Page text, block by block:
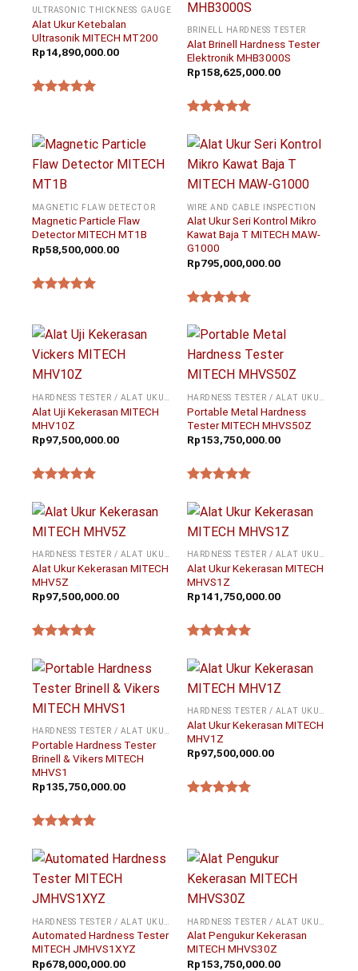
ULTRASONIC THICKNESS GAUGE
Alat Ukur Ketebalan
Ultrasonik MITECH MT200
Rp14,890,000.00
BRINELL HARDNESS TESTER
Alat Brinell Hardness Tester
Elektronik MHB3000S
Rp158,625,000.00
MAGNETIC FLAW DETECTOR
Magnetic Particle Flaw
Detector MITECH MT1B
Rp58,500,000.00
WIRE AND CABLE INSPECTION
Alat Ukur Seri Kontrol Mikro
Kawat Baja T MITECH MAW-
G1000
Rp795,000,000.00
Alat Uji Kekerasan MITECH
MHV10Z
Rp97,500,000.00
Portable Metal Hardness
Tester MITECH MHVS50Z
Rp153,750,000.00
Alat Ukur Kekerasan MITECH
MHV5Z
Rp97,500,000.00
Alat Ukur Kekerasan MITECH
MHVS1Z
Rp141,750,000.00
HARDNESS TESTER / ALAT UKUR KEKERASAN
Portable Hardness Tester
Brinell & Vikers MITECH
MHVS1
Rp135,750,000.00
HARDNESS TESTER / ALAT UKUR KEKERASAN
Alat Ukur Kekerasan MITECH
MHV1Z
Rp97,500,000.00
Automated Hardness Tester
MITECH JMHVS1XYZ
Rp678,000,000.00
Alat Pengukur Kekerasan
MITECH MHVS30Z
Rp153,750,000.00